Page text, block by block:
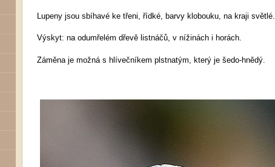
Lupeny jsou sbíhavé ke třeni, řídké, barvy klobouku, na kraji světlé.
Výskyt: na odumřelém dřevě listnáčů, v nížinách i horách.
Záměna je možná s hlívečníkem plstnatým, který je šedo-hnědý.